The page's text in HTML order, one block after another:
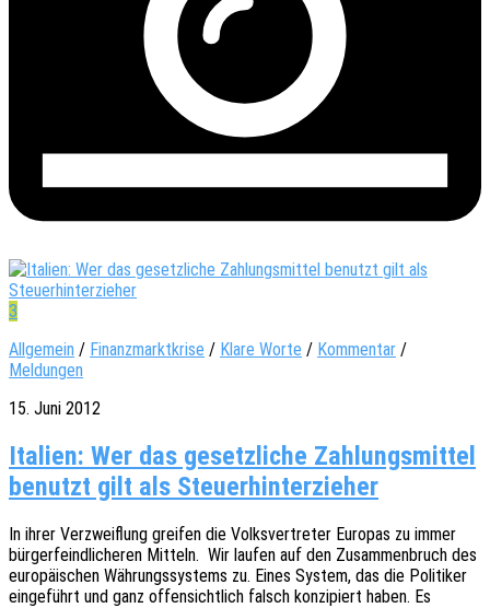
3
Allgemein / Finanzmarktkrise / Klare Worte / Kommentar /
Meldungen
15. Juni 2012
Italien: Wer das gesetzliche Zahlungsmittel
benutzt gilt als Steuerhinterzieher
In ihrer Verzweif­lung grei­fen die Volks­ver­tre­ter Euro­pas zu immer
bürger­feind­li­che­ren Mitteln. Wir laufen auf den Zusam­men­bruch des
euro­päi­schen Währungs­sys­tems zu. Eines System, das die Poli­ti­ker
einge­führt und ganz offen­sicht­lich falsch konzi­piert haben. Es